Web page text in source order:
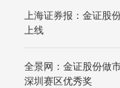
上海证券报：金证股
上线
全景网：金证股份做
深圳赛区优秀奖